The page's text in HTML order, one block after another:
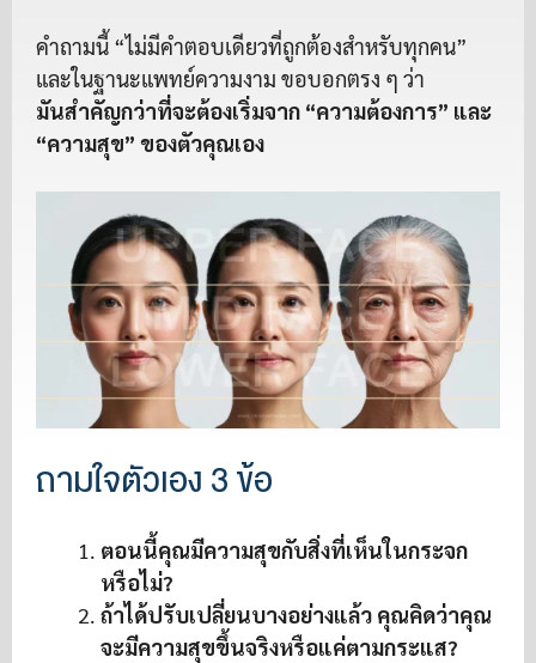
คำถามนี้ “ไม่มีคำตอบเดียวที่ถูกต้องสำหรับทุกคน”
และในฐานะแพทย์ความงาม ขอบอกตรง ๆ ว่า
มันสำคัญกว่าที่จะต้องเริ่มจาก “ความต้องการ” และ
“ความสุข” ของตัวคุณเอง
ถามใจตัวเอง 3 ข้อ
ตอนนี้คุณมีความสุขกับสิ่งที่เห็นในกระจก
หรือไม่?
ถ้าได้ปรับเปลี่ยนบางอย่างแล้ว คุณคิดว่าคุณ
จะมีความสุขขึ้นจริงหรือแค่ตามกระแส?